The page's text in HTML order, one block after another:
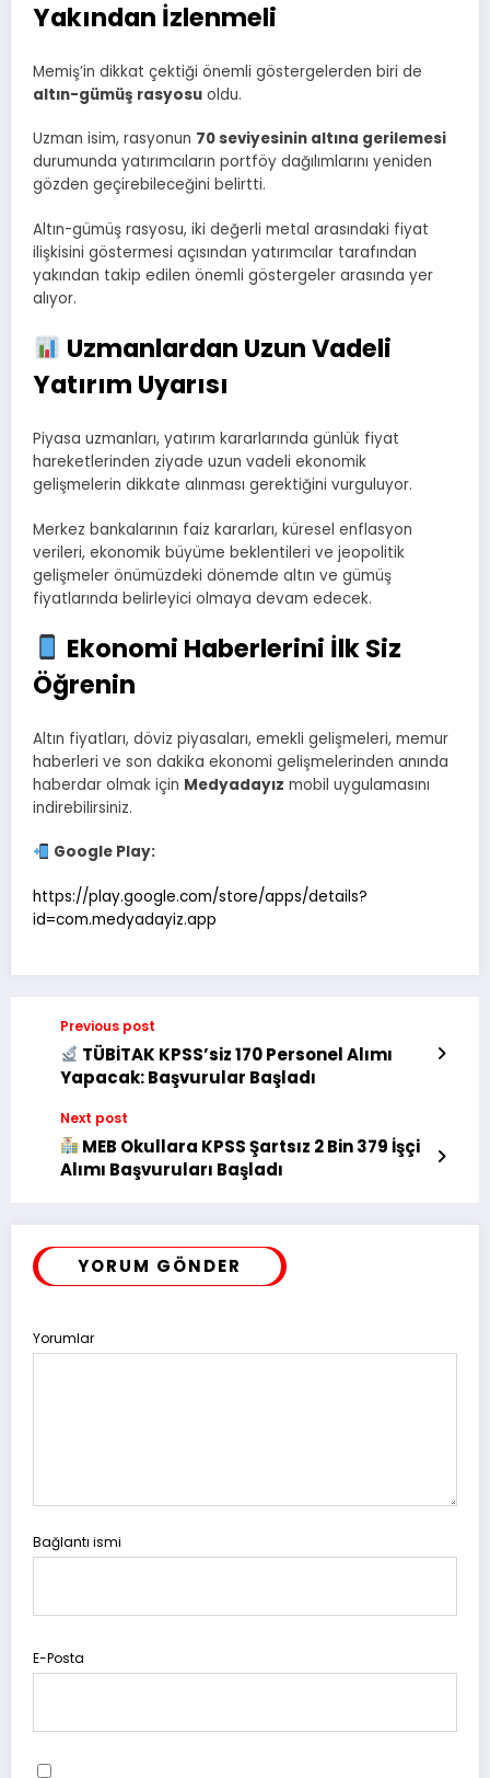
Yakından İzlenmeli
Memiş’in dikkat çektiği önemli göstergelerden biri de
altın-gümüş rasyosu oldu.
Uzman isim, rasyonun 70 seviyesinin altına gerilemesi
durumunda yatırımcıların portföy dağılımlarını yeniden
gözden geçirebileceğini belirtti.
Altın-gümüş rasyosu, iki değerli metal arasındaki fiyat
ilişkisini göstermesi açısından yatırımcılar tarafından
yakından takip edilen önemli göstergeler arasında yer
alıyor.
Uzmanlardan Uzun Vadeli
Yatırım Uyarısı
Piyasa uzmanları, yatırım kararlarında günlük fiyat
hareketlerinden ziyade uzun vadeli ekonomik
gelişmelerin dikkate alınması gerektiğini vurguluyor.
Merkez bankalarının faiz kararları, küresel enflasyon
verileri, ekonomik büyüme beklentileri ve jeopolitik
gelişmeler önümüzdeki dönemde altın ve gümüş
fiyatlarında belirleyici olmaya devam edecek.
Ekonomi Haberlerini İlk Siz
Öğrenin
Altın fiyatları, döviz piyasaları, emekli gelişmeleri, memur
haberleri ve son dakika ekonomi gelişmelerinden anında
haberdar olmak için Medyadayız mobil uygulamasını
indirebilirsiniz.
Google Play:
https://play.google.com/store/apps/details?
id=com.medyadayiz.app
Previous post
TÜBİTAK KPSS’siz 170 Personel Alımı
Yapacak: Başvurular Başladı
Next post
MEB Okullara KPSS Şartsız 2 Bin 379 İşçi
Alımı Başvuruları Başladı
YORUM GÖNDER
Yorumlar
Bağlantı ismi
E-Posta